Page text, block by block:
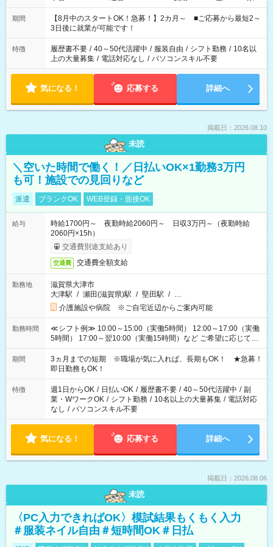
と休みを合わせたい」 「余裕を持って夕飯の準備がしたい」
「できれば残業はしたくない」 など、ご希望を教えてください
ね。 ※Wワーク希望の方へ 今ご覧のお仕事で希望する勤務時間
と、もう1つのお仕事の勤務時間。 合計で週40時間を超える場
合は応募できません。
期間
【8月中のスタートOK！急募！】2カ月～ ■ご応募から最短2～
3日後に就業が可能です！
特徴 履歴書不要 / 40～50代活躍中 / 服装自由 / シフト勤務 / 10名以
上の大量募集 / 電話対応なし / パソコンスキル不要
気になる！ 応募する 詳細へ
掲載日：2026.08.10
未読
＼空いた時間で働く！／日払いOK×1勤務3万円
も可！施設での見回りなど
派遣 ブランクOK WEB登録・面接OK
給与
時給1700円～ 夜勤時給2060円～ 日収3万円～（夜勤時給
2060円×15h）
交通費別途支給あり
交通費 交通費全額支給
勤務地
滋賀県大津市
大津駅 / 瀬田(滋賀県)駅 / 堅田駅 / …
介護施設や病院 ※ご自宅近辺からご案内可能
勤務時間
≪シフト例≫ 10:00～15:00（実働5時間） 12:00～17:00（実働
5時間） 17:00～翌10:00（実働15時間）など ご希望に応じて、
働く時間は調整できます！ お気軽に担当へ相談ください！
期間
3ヵ月までの短期 ※職場が気に入れば、長期もOK！ ★急募！
即日勤務もOK！
特徴 週1日からOK / 日払いOK / 履歴書不要 / 40～50代活躍中 / 副
業・WワークOK / シフト勤務 / 10名以上の大量募集 / 電話対応
なし / パソコンスキル不要
気になる！ 応募する 詳細へ
掲載日：2026.08.06
未読
〈PC入力できればOK〉模試結果もくもく入力
＃服装ネイル自由＃短時間OK＃日払